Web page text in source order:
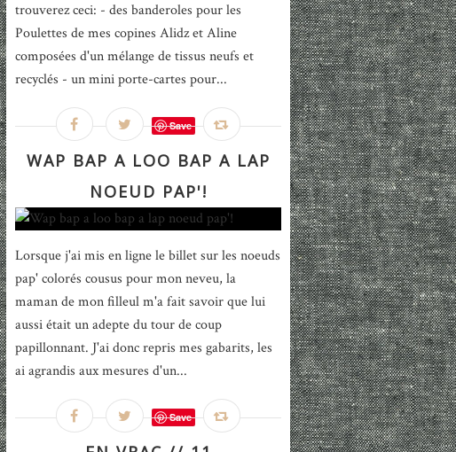
trouverez ceci: - des banderoles pour les
Poulettes de mes copines Alidz et Aline
composées d'un mélange de tissus neufs et
recyclés - un mini porte-cartes pour...
Save
WAP BAP A LOO BAP A LAP
NOEUD PAP'!
Lorsque j'ai mis en ligne le billet sur les noeuds
pap' colorés cousus pour mon neveu, la
maman de mon filleul m'a fait savoir que lui
aussi était un adepte du tour de coup
papillonnant. J'ai donc repris mes gabarits, les
ai agrandis aux mesures d'un...
Save